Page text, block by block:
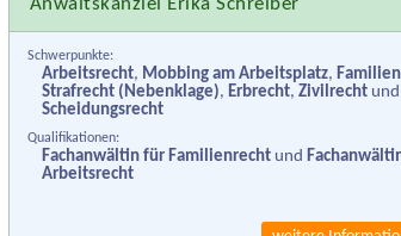
Schwerpunkte:
Arbeitsrecht, Mobbing am Arbeitsplatz,
Strafrecht (Nebenklage), Erbrecht,Zivilrecht und
Scheidungsrecht
Qualifikationen:
Fachanwältin für Familienrecht und
Arbeitsrecht